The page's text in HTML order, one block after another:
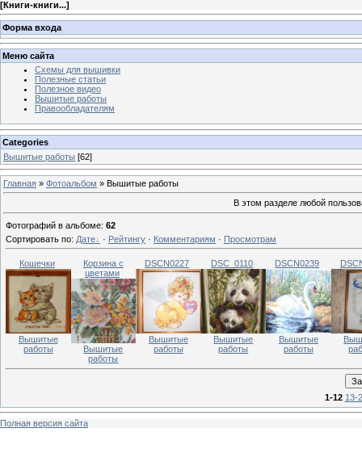
[Книги-книги...]
Форма входа
Меню сайта
Схемы для вышивки
Полезные статьи
Полезное видео
Вышитые работы
Правообладателям
Categories
Вышитые работы [62]
Главная » Фотоальбом » Вышитые работы
В этом разделе любой
Фотографий в альбоме: 62
Сортировать по: Дате · Рейтингу · Комментариям · Просмотрам
Кошечки
Вышитые
работы
Корзина с
цветами
Вышитые
работы
DSCN0227
Вышитые
работы
DSC_0110
Вышитые
работы
DSCN0239
Вышитые
работы
1-12 13-
Полная версия сайта